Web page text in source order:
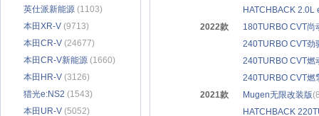
英仕派新能源 (1103)
本田XR-V (9713)
本田CR-V (24677)
本田CR-V新能源 (1660)
本田HR-V (3126)
猎光e:NS2 (1543)
本田UR-V (5052)
HATCHBACK 2.0L
2022款
180TURBO CVT尚
240TURBO CVT劲
240TURBO CVT燃
240TURBO CVT燃
2021款
Mugen无限改装版
HATCHBACK